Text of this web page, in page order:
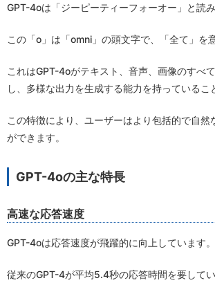
GPT-4oは「ジーピーティーフォーオー」と読み
この「o」は「omni」の頭文字で、「全て」を
これはGPT-4oがテキスト、音声、画像のすべ
し、多様な出力を生成する能力を持っているこ
この特徴により、ユーザーはより包括的で自然
ができます。
GPT-4oの主な特長
高速な応答速度
GPT-4oは応答速度が飛躍的に向上しています。
従来のGPT-4が平均5.4秒の応答時間を要して